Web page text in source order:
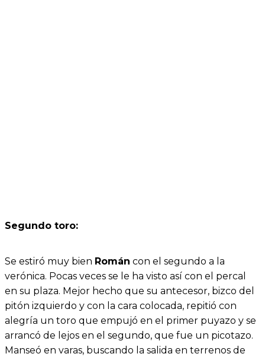
Segundo toro:
Se estiró muy bien Román con el segundo a la
verónica. Pocas veces se le ha visto así con el percal
en su plaza. Mejor hecho que su antecesor, bizco del
pitón izquierdo y con la cara colocada, repitió con
alegría un toro que empujó en el primer puyazo y se
arrancó de lejos en el segundo, que fue un picotazo.
Manseó en varas, buscando la salida en terrenos de